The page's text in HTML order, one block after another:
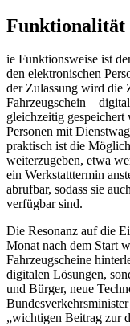
Funktionalität
ie Funktionsweise ist
den elektronischen
der Zulassung wird die
Fahrzeugschein –
gleichzeitig gespeichert
Personen mit
praktisch ist die
weiterzugeben, etwa
ein Werkstatttermin
abrufbar, sodass sie
verfügbar sind.
Die Resonanz auf die
Monat nach dem Start
Fahrzeugscheine
digitalen Lösungen,
und Bürger, neue
„wichtigen Beitrag zur